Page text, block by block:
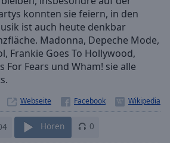
konnten sie feiern, in den
ist auch heute denkbar
Madonna, Depeche Mode,
Frankie Goes To Hollywood,
For Fears und Wham! sie alle
Webseite
Hören 0